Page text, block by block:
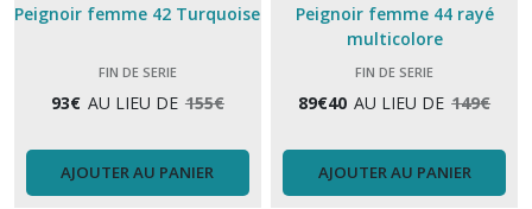
Peignoir femme 42 Turquoise
FIN DE SERIE
93€ AU LIEU DE 155€
AJOUTER AU PANIER
Peignoir femme 44 rayé
multicolore
FIN DE SERIE
89€40 AU LIEU DE 149€
AJOUTER AU PANIER